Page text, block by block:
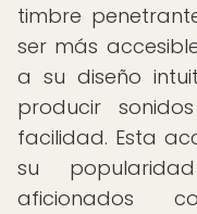
timbre
ser más
a su diseño
producir
facilidad. Esta
su
aficionados